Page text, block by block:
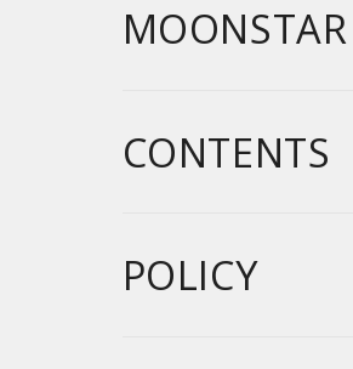
CONTENTS
POLICY